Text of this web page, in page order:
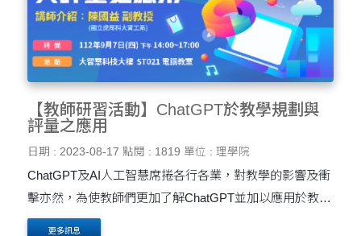
【教師研習活動】ChatGPT於教學規劃與
評量之應用
日期 : 2023-08-17 點閱 : 1819 單位 : 理學院
ChatGPT及AI人工智慧席捲各行各業，對教學的影響及衝
擊亦然，為使教師們更加了解ChatGPT並加以應用於教學
上
更多訊息